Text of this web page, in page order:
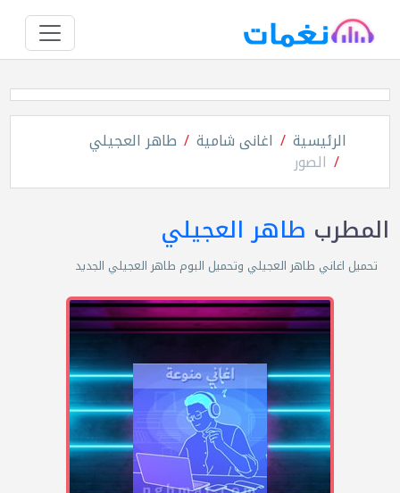
الرئيسية اغانى شامية طاهر العجيلي
الصور
المطرب طاهر العجيلي
تحميل اغاني طاهر العجيلي وتحميل البوم طاهر العجيلي الجديد